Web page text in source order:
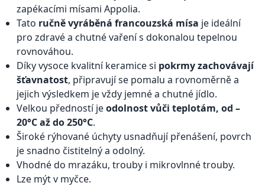
zapékacími mísami Appolia.
Tato ručně vyráběná francouzská mísa je ideální
pro zdravé a chutné vaření s dokonalou tepelnou
rovnováhou.
Díky vysoce kvalitní keramice si pokrmy zachovávají
šťavnatost, připravují se pomalu a rovnoměrně a
jejich výsledkem je vždy jemné a chutné jídlo.
Velkou předností jeodolnost vůči teplotám, od –
20°C až do 250°C.
Široké rýhované úchyty usnadňují přenášení, povrch
je snadno čistitelný a odolný.
Vhodné do mrazáku, trouby i mikrovlnné trouby.
Lze mýt v myčce.